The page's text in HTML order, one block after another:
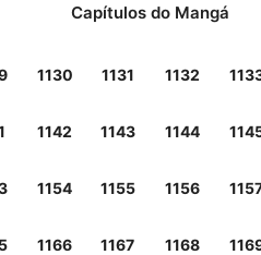
Capítulos do Mangá
1130 1131 1132
1142 1143 1144
1154 1155 1156
1166 1167 1168